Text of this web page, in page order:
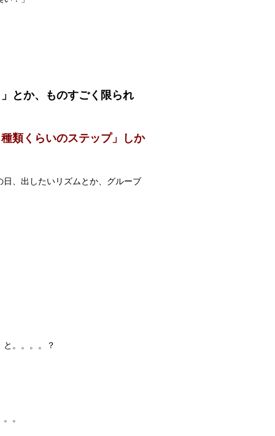
とか、ものすごく限られ
類くらいのステップ」しか
、出したいリズムとか、グルーブ
。。。。？
。